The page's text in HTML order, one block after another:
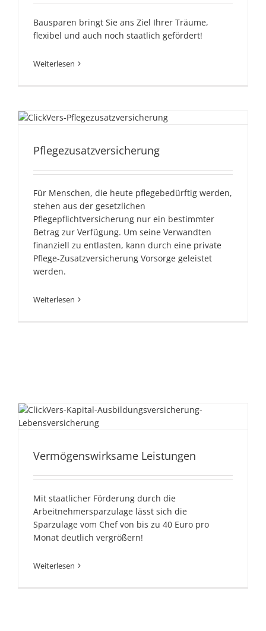
Bausparen bringt Sie ans Ziel Ihrer Träume,
flexibel und auch noch staatlich gefördert!
Weiterlesen
Pflegezusatzversicherung
Für Menschen, die heute pflegebedürftig werden,
stehen aus der gesetzlichen
Pflegepflichtversicherung nur ein bestimmter
Betrag zur Verfügung. Um seine Verwandten
finanziell zu entlasten, kann durch eine private
Pflege-Zusatzversicherung Vorsorge geleistet
werden.
Weiterlesen
Vermögenswirksame Leistungen
Mit staatlicher Förderung durch die
Arbeitnehmersparzulage lässt sich die
Sparzulage vom Chef von bis zu 40 Euro pro
Monat deutlich vergrößern!
Weiterlesen